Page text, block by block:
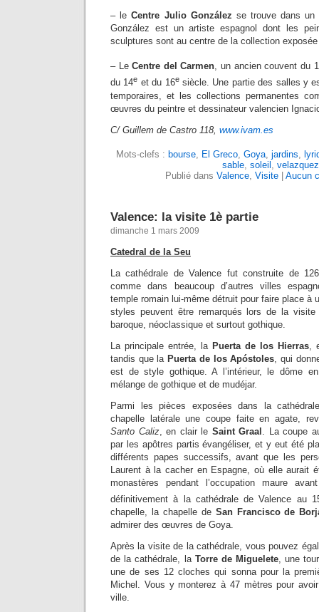
– leCentre Julio González se trouve dans un
González est un artiste espagnol dont les
sculptures sont au centre de la collection
– LeCentre del Carmen, un ancien couvent du
du 14e et du 16esiècle. Une partie des salles y
temporaires, et les collections permanentes
œuvres du peintre et dessinateur valencien
C/ Guillem de Castro 118, www.ivam.es
Mots-clefs : bourse El Greco Goya jardins
sable soleil
velazquez
Publié dans Valence Visite Aucun
Valence: la visite 1è partie
dimanche 1 mars 2009
Catedral de la Seu
La cathédrale de Valence fut construite de
comme dans beaucoup d’autres villes
temple romain lui-même détruit pour faire place à
styles peuvent être remarqués lors de la
baroque, néoclassique et surtout gothique.
La principale entrée, la Puerta de los Hierras ,
tandis que la Puerta de los Apóstoles , qui
est de style gothique. A l’intérieur, le dôme
mélange de gothique et de mudéjar.
Parmi les pièces exposées dans la
chapelle latérale une coupe faite en agate,
Santo Caliz, en clair le Saint Graal
. La coupe
par les apôtres partis évangéliser, et y eut été
différents papes successifs, avant que les
Laurent à la cacher en Espagne, où elle aurait
monastères pendant l’occupation maure
définitivement à la cathédrale de Valence au
chapelle, la chapelle de San Francisco de
admirer des œuvres de Goya.
Après la visite de la cathédrale, vous pouvez
de la cathédrale, la Torre de Miguelete, une
une de ses 12 cloches qui sonna pour la
Michel. Vous y monterez à 47 mètres pour
ville.